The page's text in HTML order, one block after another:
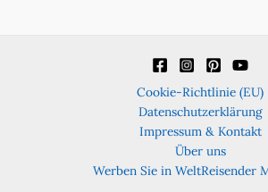
Cookie-Richtlinie (EU)
Datenschutzerklärung
Impressum & Kontakt
Über uns
Werben Sie in WeltReisender